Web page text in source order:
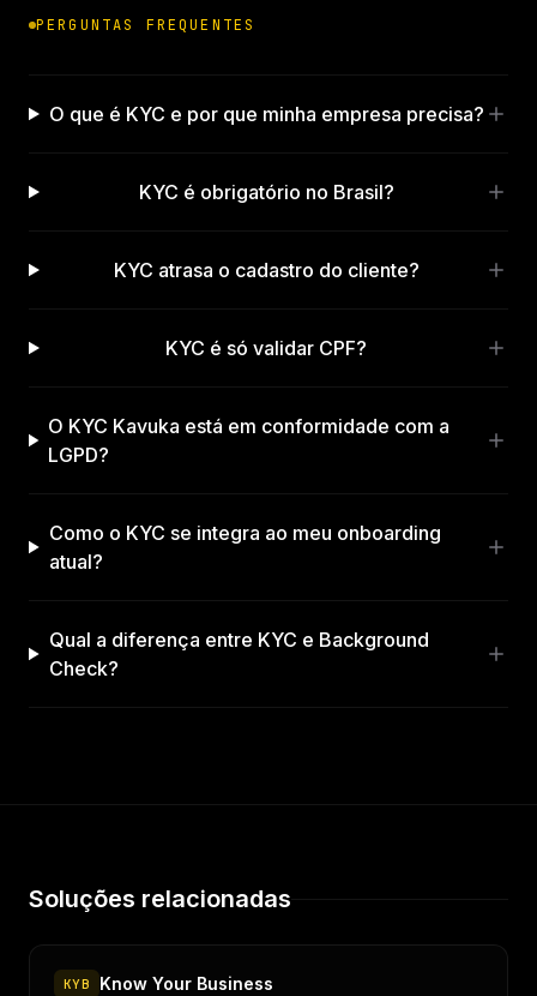
PERGUNTAS FREQUENTES
O que é KYC e por que minha empresa precisa?
KYC é obrigatório no Brasil?
KYC atrasa o cadastro do cliente?
KYC é só validar CPF?
O KYC Kavuka está em conformidade com a
LGPD?
Como o KYC se integra ao meu onboarding
atual?
Qual a diferença entre KYC e Background
Check?
Soluções relacionadas
KYB Know Your Business